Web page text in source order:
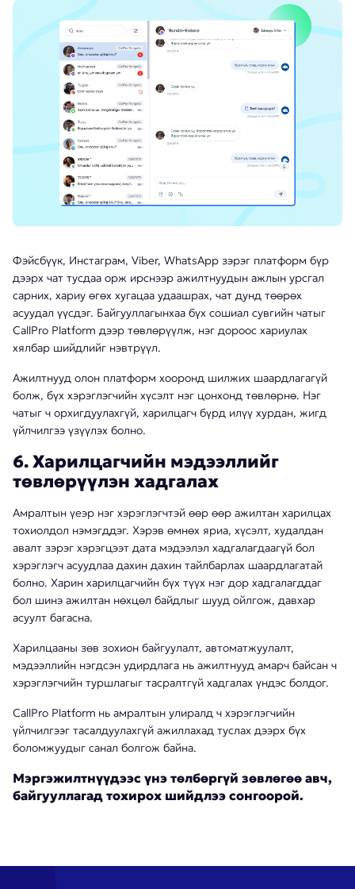
Фэйсбүүк, Инстаграм, Viber, WhatsApp зэрэг платформ бүр
дээрх чат тусдаа орж ирснээр ажилтнуудын ажлын урсгал
сарних, хариу өгөх хугацаа удаашрах, чат дунд төөрөх
асуудал үүсдэг. Байгууллагынхаа бүх сошиал сувгийн чатыг
CallPro Platform дээр төвлөрүүлж, нэг дороос хариулах
хялбар шийдлийг нэвтрүүл.
Ажилтнууд олон платформ хооронд шилжих шаардлагагүй
болж, бүх хэрэглэгчийн хүсэлт нэг цонхонд төвлөрнө. Нэг
чатыг ч орхигдуулахгүй, харилцагч бүрд илүү хурдан, жигд
үйлчилгээ үзүүлэх болно.
6. Харилцагчийн мэдээллийг
төвлөрүүлэн хадгалах
Амралтын үеэр нэг хэрэглэгчтэй өөр өөр ажилтан харилцах
тохиолдол нэмэгддэг. Хэрэв өмнөх яриа, хүсэлт, худалдан
авалт зэрэг хэрэгцээт дата мэдээлэл хадгалагдаагүй бол
хэрэглэгч асуудлаа дахин дахин тайлбарлах шаардлагатай
болно. Харин харилцагчийн бүх түүх нэг дор хадгалагддаг
бол шинэ ажилтан нөхцөл байдлыг шууд ойлгож, давхар
асуулт багасна.
Харилцааны зөв зохион байгуулалт, автоматжуулалт,
мэдээллийн нэгдсэн удирдлага нь ажилтнууд амарч байсан ч
хэрэглэгчийн туршлагыг тасралтгүй хадгалах үндэс болдог.
CallPro Platform нь амралтын улиралд ч хэрэглэгчийн
үйлчилгээг тасалдуулахгүй ажиллахад туслах дээрх бүх
боломжуудыг санал болгож байна.
Мэргэжилтнүүдээс үнэ төлбөргүй зөвлөгөө авч,
байгууллагад тохирох шийдлээ сонгоорой.